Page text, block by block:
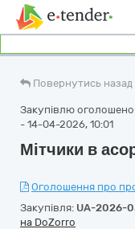
Повернутись назад
Закупівлю оголошено
- 14-04-2026, 10:01
Мітчики в
Оголошення про
Закупівля: UA-2026-
на DoZorro